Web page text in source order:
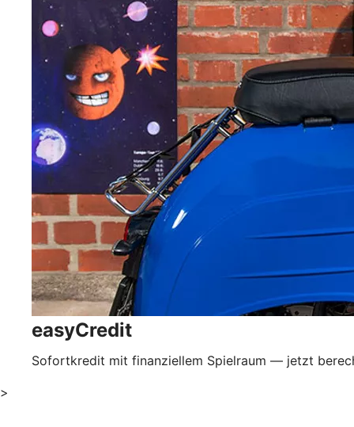
easyCredit
Sofortkredit mit finanziellem Spielraum — jetzt
>